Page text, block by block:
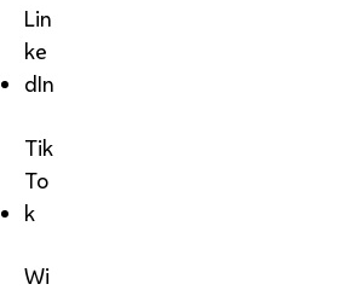
Lin
ke
dIn
Tik
To
k
Wi